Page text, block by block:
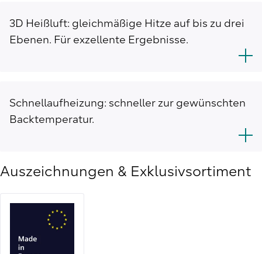
3D Heißluft: gleichmäßige Hitze auf bis zu drei
Ebenen. Für exzellente Ergebnisse.
Schnellaufheizung: schneller zur gewünschten
Backtemperatur.
Auszeichnungen & Exklusivsortiment